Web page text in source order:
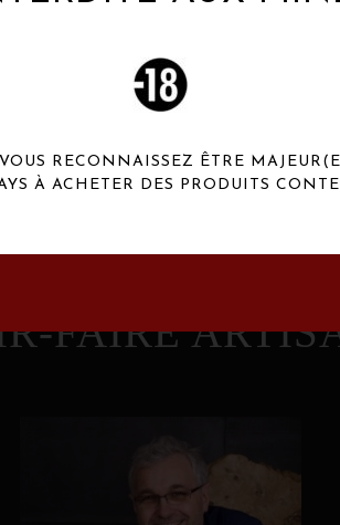
FAIRE
RECONNAISSEZ ÊTRE
À ACHETER DES PRODUITS